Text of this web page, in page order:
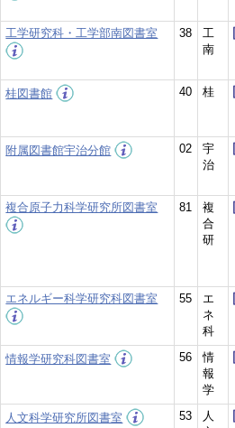
工学研究科・工学部南図書室
38
工
南
桂図書館 40 桂
附属図書館宇治分館 02
宇
治
複合原子力科学研究所図書室 81
複
合
研
エネルギー科学研究科図書室 55
エ
ネ
科
情報学研究科図書室 56
情
報
学
人文科学研究所図書室 53
人